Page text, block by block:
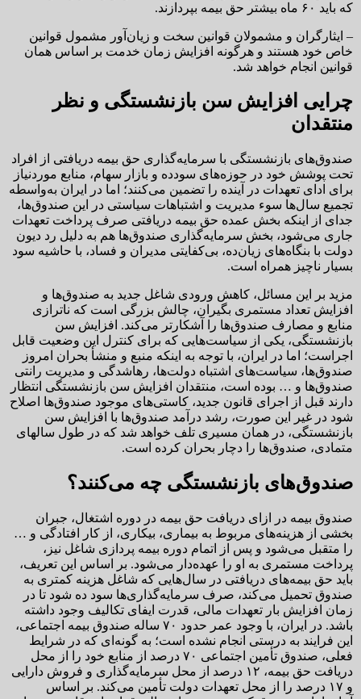
که باید ۶۰ ماه بیشتر حق بیمه بپردازند.
– ایثارگران و مشمولان قوانین سخت و زیان‌آور مشمول قوانین
خاص خود هستند و هرگونه افزایش زمان خدمت بر اساس همان
قوانین انجام خواهد شد.
چرایی افزایش سن بازنشستگی و نظر
منتقدان
صندوق‌های بازنشستگی با سرمایه‌گذاری حق بیمه دریافتی از افراد
تحت پوشش خود در حوزه‌های سودده و بازار سهام، منابع موردنیاز
برای ادای تعهدات در آینده را تضمین می‌کنند؛ اما در ایران به‌واسطه
تجمیع سال‌ها سوء مدیریت و اشتباهات سیاستی در این صندوق‌ها،
جدای از اینکه بخش عمده حق بیمه دریافتی صرف پرداخت تعهدات
جاری می‌شود، بخش سرمایه‌گذاری صندوق‌ها هم به دلیل رد دیون
دولت با بنگاه‌های زیان‌ده، بی‌کفایتی مدیران و فساد، با حاشیه سود
بسیار ناچیز همراه است.
مزید بر این مسائل، کاهش ورودی شاغل جدید به صندوق‌ها و
افزایش تعداد مستمری بگیران، چالش بزرگی است که ناترازی
منابع و مصارف صندوق‌ها را آشکارتر می‌کند. افزایش سن
بازنشستگی، یکی از سیاست‌هایی که برای کنترل این وضعیت قابل
اجراست؛ اما در ایران، با توجه به اینکه منبع و منشأ بحران امروز
صندوق‌ها، سیاست‌های اشتباه دولت‌ها، رهاشدگی و مدیریت رانتی
صندوق‌ها و … بوده است، منتقدان افزایش سن بازنشستگی انتظار
دارند قبل از اجرای قانون جدید، کاستی‌های موجود صندوق‌ها اصلاح
شود در غیر این صورت، رشد درآمد صندوق‌ها با افزایش سن
بازنشستگی، در همان مسیری تلف خواهد شد که در طول سالهای
متمادی، صندوق‌ها را دچار بحران کرده است.
صندوق‌های بازنشستگی چه می‌کنند؟
صندوق بیمه در ازای دریافت حق بیمه در دوره اشتغال، جبران
بخشی از هزینه‌های مربوط به بیماری، بیکاری، از کار افتادگی و …
را متقبل می‌شود و پس از اتمام دوره بیمه پردازی شاغل نیز،
پرداخت مستمری به او را عهده‌دار می‌شود. بر اساس این تعریف،
باید حق بیمه‌های دریافتی در سال‌هایی که شاغل هزینه کمتری به
صندوق تحمیل می‌کند، صرف سرمایه‌گذاری‌ها سود ده شود تا در
زمان افزایش بار تعهدات مالی، قدرت ایفای تکالیف وجود داشته
باشد. در ایران، با وجود عمر حدود ۷۰ ساله صندوق بیمه اجتماعی،
این فرایند به درستی انجام نشده است؛ به گونه‌ای که در شرایط
فعلی، صندوق تأمین اجتماعی ۷۰ درصد از منابع خود را از محل
دریافت حق بیمه، ۱۲ درصد از محل سرمایه‌گذاری و فروش دارایی
و ۱۷ درصد را از محل تعهدات دولت تأمین می‌کند. بر اساس